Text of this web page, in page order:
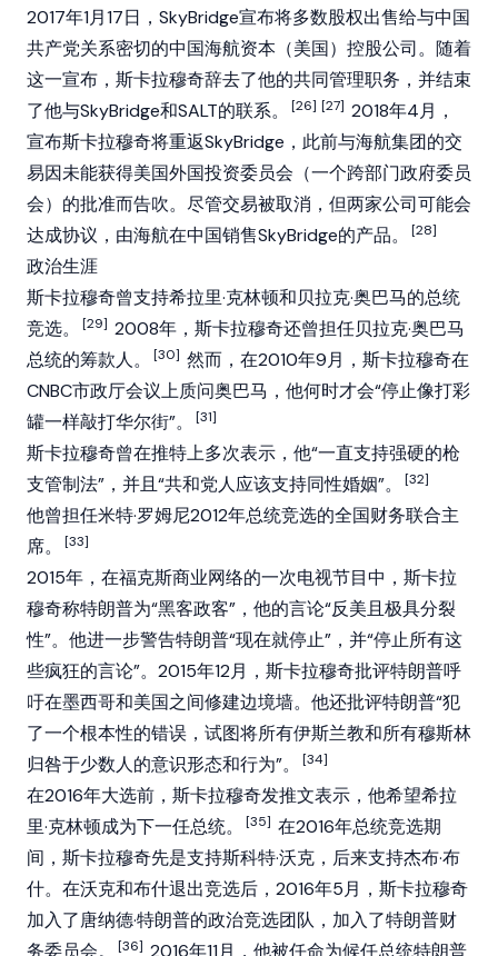
2017年1月17日，SkyBridge宣布将多数股权出售给与中国
共产党关系密切的中国海航资本（美国）控股公司。随着
这一宣布，斯卡拉穆奇辞去了他的共同管理职务，并结束
了他与SkyBridge和SALT的联系。
[26] [27] 2018年4月，
宣布斯卡拉穆奇将重返SkyBridge，此前与海航集团的交
易因未能获得美国外国投资委员会（一个跨部门政府委员
会）的批准而告吹。尽管交易被取消，但两家公司可能会
达成协议，由海航在中国销售SkyBridge的产品。
[28]
政治生涯
斯卡拉穆奇曾支持希拉里·克林顿和贝拉克·奥巴马的总统
竞选。
[29] 2008年，斯卡拉穆奇还曾担任贝拉克·奥巴马
总统的筹款人。
[30] 然而，在2010年9月，斯卡拉穆奇在
CNBC市政厅会议上质问奥巴马，他何时才会“停止像打彩
罐一样敲打华尔街”。
[31]
斯卡拉穆奇曾在推特上多次表示，他“一直支持强硬的枪
支管制法”，并且“共和党人应该支持同性婚姻”。
[32]
他曾担任米特·罗姆尼2012年总统竞选的全国财务联合主
席。
[33]
2015年，在福克斯商业网络的一次电视节目中，斯卡拉
穆奇称特朗普为“黑客政客”，他的言论“反美且极具分裂
性”。他进一步警告特朗普“现在就停止”，并“停止所有这
些疯狂的言论”。2015年12月，斯卡拉穆奇批评特朗普呼
吁在墨西哥和美国之间修建边境墙。他还批评特朗普“犯
了一个根本性的错误，试图将所有伊斯兰教和所有穆斯林
归咎于少数人的意识形态和行为”。
[34]
在2016年大选前，斯卡拉穆奇发推文表示，他希望希拉
里·克林顿成为下一任总统。
[35] 在2016年总统竞选期
间，斯卡拉穆奇先是支持斯科特·沃克，后来支持杰布·布
什。在沃克和布什退出竞选后，2016年5月，斯卡拉穆奇
加入了唐纳德·特朗普的政治竞选团队，加入了特朗普财
务委员会。
[36] 2016年11月，他被任命为候任总统特朗普